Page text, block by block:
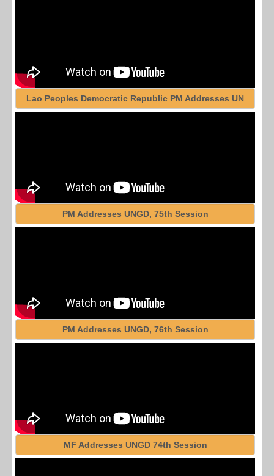
Lao Peoples Democratic Republic PM Addresses UN
PM Addresses UNGD, 75th Session
PM Addresses UNGD, 76th Session
MF Addresses UNGD 74th Session